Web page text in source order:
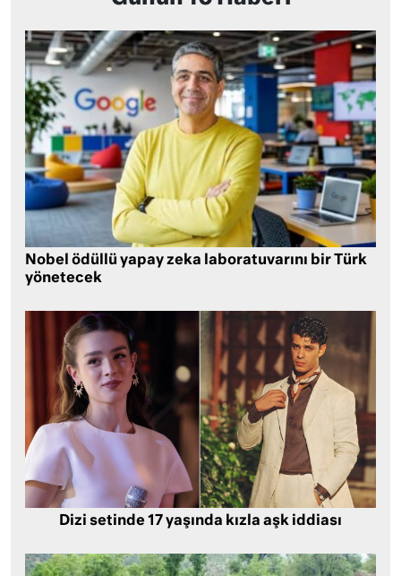
Nobel ödüllü yapay zeka laboratuvarını bir Türk
yönetecek
Dizi setinde 17 yaşında kızla aşk iddiası